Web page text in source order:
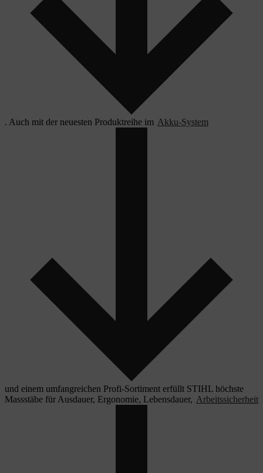
. Auch mit der neuesten Produktreihe im Akku-System
und einem umfangreichen Profi-Sortiment erfüllt STIHL höchste
Massstäbe für Ausdauer, Ergonomie, Lebensdauer, Arbeitssicherheit